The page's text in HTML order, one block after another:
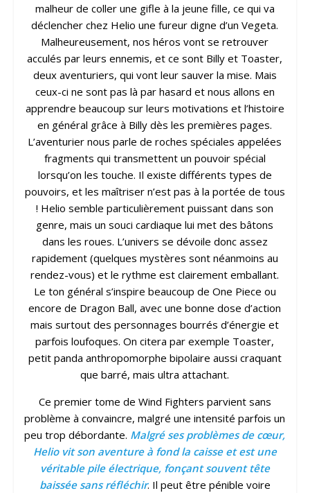
malheur de coller une gifle à la jeune fille, ce qui va
déclencher chez Helio une fureur digne d’un Vegeta.
Malheureusement, nos héros vont se retrouver
acculés par leurs ennemis, et ce sont Billy et Toaster,
deux aventuriers, qui vont leur sauver la mise. Mais
ceux-ci ne sont pas là par hasard et nous allons en
apprendre beaucoup sur leurs motivations et l’histoire
en général grâce à Billy dès les premières pages.
L’aventurier nous parle de roches spéciales appelées
fragments qui transmettent un pouvoir spécial
lorsqu’on les touche. Il existe différents types de
pouvoirs, et les maîtriser n’est pas à la portée de tous
! Helio semble particulièrement puissant dans son
genre, mais un souci cardiaque lui met des bâtons
dans les roues. L’univers se dévoile donc assez
rapidement (quelques mystères sont néanmoins au
rendez-vous) et le rythme est clairement emballant.
Le ton général s’inspire beaucoup de One Piece ou
encore de Dragon Ball, avec une bonne dose d’action
mais surtout des personnages bourrés d’énergie et
parfois loufoques. On citera par exemple Toaster,
petit panda anthropomorphe bipolaire aussi craquant
que barré, mais ultra attachant.
Ce premier tome de Wind Fighters parvient sans
problème à convaincre, malgré une intensité parfois un
peu trop débordante. Malgré ses problèmes de cœur,
Helio vit son aventure à fond la caisse et est une
véritable pile électrique, fonçant souvent tête
baissée sans réfléchir. Il peut être pénible voire